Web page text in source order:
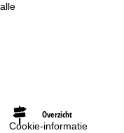
Cookie-informatie
alle
Overzicht